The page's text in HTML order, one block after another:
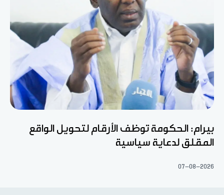
بيرام: الحكومة توظف الأرقام لتحويل الواقع
المقلق لدعاية سياسية
07-08-2026